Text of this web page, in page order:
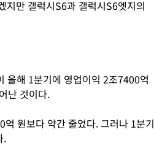
지만 갤럭시S6과 갤럭시S6엣지의
올해 1분기에 영업이익 2조7400억
난 것이다.
원보다 약간 줄었다. 그러나 1분기
.